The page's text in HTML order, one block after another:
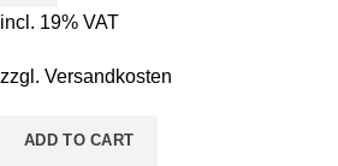
incl. 19% VAT
zzgl. Versandkosten
ADD TO CART